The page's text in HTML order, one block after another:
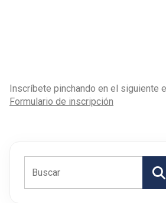
Inscríbete pinchando en el siguiente
Formulario de inscripción